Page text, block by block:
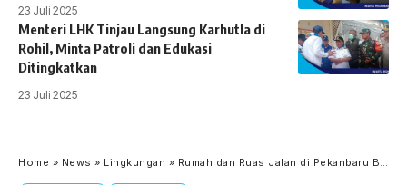
23 Juli 2025
Menteri LHK Tinjau Langsung Karhutla di
Rohil, Minta Patroli dan Edukasi
Ditingkatkan
23 Juli 2025
Home » News » Lingkungan » Rumah dan Ruas Jalan di Pekanbaru Banjir Sedalam 30 Cm, Ditpolair Polda Riau Turun Tangan Bantu Evakuasi Warga